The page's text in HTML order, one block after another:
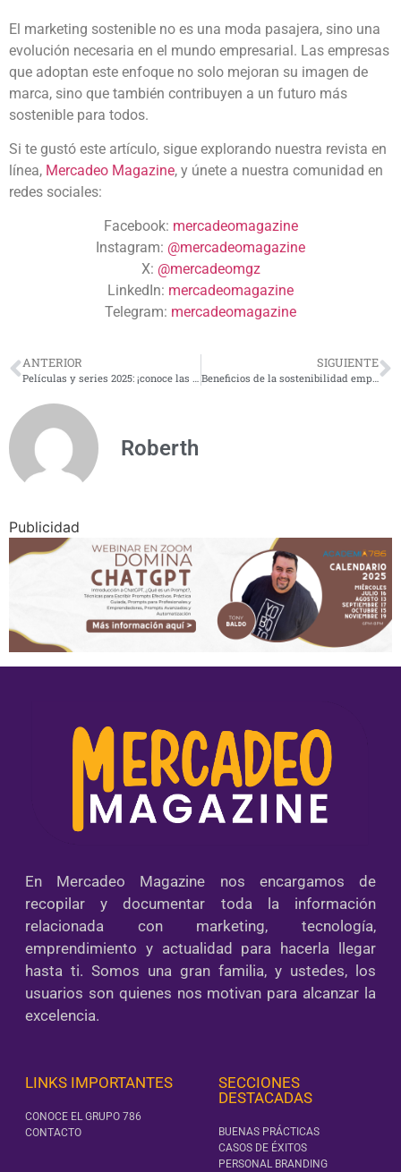
El marketing sostenible no es una moda pasajera, sino una
evolución necesaria en el mundo empresarial. Las empresas
que adoptan este enfoque no solo mejoran su imagen de
marca, sino que también contribuyen a un futuro más
sostenible para todos.
Si te gustó este artículo, sigue explorando nuestra revista en
línea, Mercadeo Magazine, y únete a nuestra comunidad en
redes sociales:
Facebook: mercadeomagazine
Instagram: @mercadeomagazine
X: @mercadeomgz
LinkedIn: mercadeomagazine
Telegram: mercadeomagazine
ANTERIOR SIGUIENTE
Roberth
Publicidad
En Mercadeo Magazine nos encargamos de
recopilar y documentar toda la información
relacionada con marketing, tecnología,
emprendimiento y actualidad para hacerla llegar
hasta ti. Somos una gran familia, y ustedes, los
usuarios son quienes nos motivan para alcanzar la
excelencia.
LINKS IMPORTANTES
CONOCE EL GRUPO 786
CONTACTO
SECCIONES
DESTACADAS
BUENAS PRÁCTICAS
CASOS DE ÉXITOS
PERSONAL BRANDING